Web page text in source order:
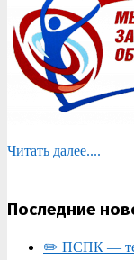
Читать далее....
Последние
✏️ ПСПК —